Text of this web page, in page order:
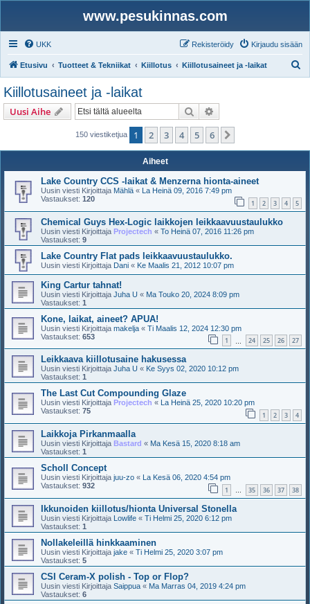
www.pesukinnas.com
UKK Kirjaudu sisään
Rekisteröidy
Etusivu Tuotteet & Tekniikat Kiillotus Kiillotusaineet ja -laikat
Kiillotusaineet ja -laikat
Uusi Aihe Etsi
150 viestiketjua 1 2 3 4 5 6
Aiheet
Lake Country CCS -laikat & Menzerna hionta-aineet
Uusin viesti Kirjoittaja Mählä « La Heinä 09, 2016 7:49 pm
Vastaukset: 120 1 2 3 4 5
Chemical Guys Hex-Logic laikkojen leikkaavuustaulukko
Uusin viesti Kirjoittaja Projectech « To Heinä 07, 2016 11:26 pm
Vastaukset: 9
Lake Country Flat pads leikkaavuustaulukko.
Uusin viesti Kirjoittaja Dani « Ke Maalis 21, 2012 10:07 pm
King Cartur tahnat!
Uusin viesti Kirjoittaja Juha U « Ma Touko 20, 2024 8:09 pm
Vastaukset: 1
Kone, laikat, aineet? APUA!
Uusin viesti Kirjoittaja makelja « Ti Maalis 12, 2024 12:30 pm
Vastaukset: 653 1 24 25 26 27
Leikkaava kiillotusaine hakusessa
Uusin viesti Kirjoittaja Juha U « Ke Syys 02, 2020 10:12 pm
Vastaukset: 1
The Last Cut Compounding Glaze
Uusin viesti Kirjoittaja Projectech «
La Heinä 25, 2020 10:20 pm
Vastaukset: 75 1 2 3 4
Laikkoja Pirkanmaalla
Uusin viesti Kirjoittaja Bastard « Ma Kesä 15, 2020 8:18 am
Vastaukset: 1
Scholl Concept
Uusin viesti Kirjoittaja juu-zo « La Kesä 06, 2020 4:54 pm
Vastaukset: 932 1 … 35 36 37 38
Ikkunoiden kiillotus/hionta Universal Stonella
Uusin viesti Kirjoittaja Lowlife « Ti Helmi 25, 2020 6:12 pm
Vastaukset: 1
Nollakeleillä hinkkaaminen
Uusin viesti Kirjoittaja jake « Ti Helmi 25, 2020 3:07 pm
Vastaukset: 5
CSI Ceram-X polish - Top or Flop?
Uusin viesti Kirjoittaja Saippua « Ma Marras 04, 2019 4:24 pm
Vastaukset: 6